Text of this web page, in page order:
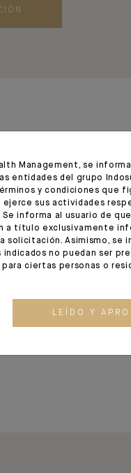
familias como
administrar,
una hábil
Management, se
entidades del grupo
y condiciones que
ejerce sus actividades
informa al usuario de
a título exclusivamente
Asimismo, se
no puedan ser
ciertas personas o
LEÍDO Y